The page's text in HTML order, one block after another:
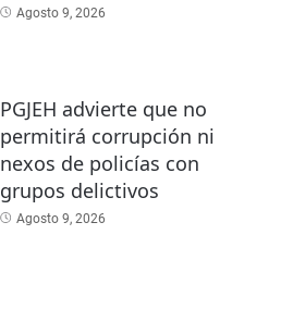
Agosto 9, 2026
PGJEH advierte que no
permitirá corrupción ni
nexos de policías con
grupos delictivos
Agosto 9, 2026